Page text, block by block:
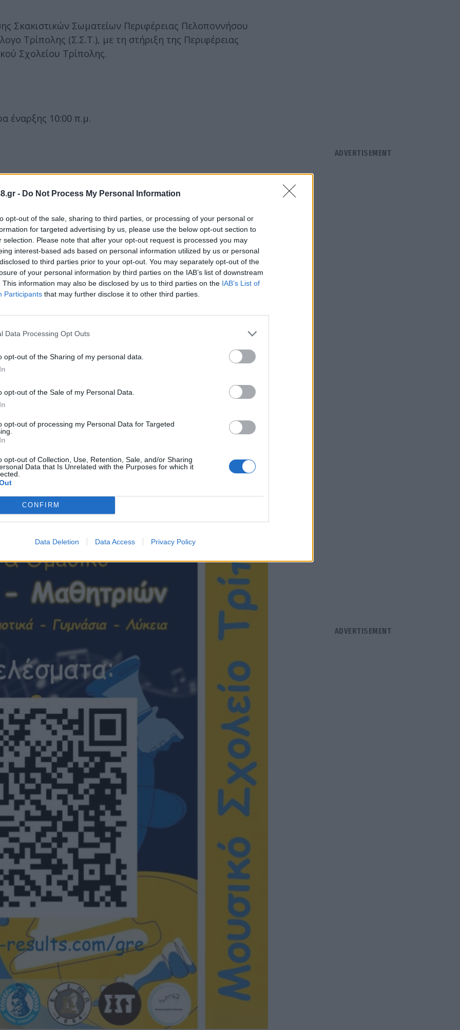
- Do Not Process My Personal Information
opt-out of the sale, sharing to third parties, or processing of your personal or
for targeted advertising by us, please use the below opt-out section to
selection. Please note that after your opt-out request is processed you may
interest-based ads based on personal information utilized by us or personal
to third parties prior to your opt-out. You may separately opt-out of the
of your personal information by third parties on the IAB’s list of downstream
This information may also be disclosed by us to third parties on the IAB’s List of
Participants that may further disclose it to other third parties.
Data Processing Opt Outs
opt-out of the Sharing of my personal data.
opt-out of the Sale of my Personal Data.
opt-out of processing my Personal Data for Targeted
opt-out of Collection, Use, Retention, Sale, and/or Sharing
Data that Is Unrelated with the Purposes for which it
CONFIRM
Data Deletion Data Access Privacy Policy
Σκακιστικών Σωματείων Περιφέρειας Πελοποννήσου
Τρίπολης (Σ.Σ.Τ.), με τη στήριξη της Περιφέρειας
Σχολείου Τρίπολης.
έναρξης 10:00 π.μ.
του σκακιού ως εργαλείου ανάπτυξης της στρατηγικής
των μαθητών, συνδράμει στη διοργάνωση του
των αγώνων.
οι ενδιαφερόμενοι μπορούν να επικοινωνήσουν με τους
ή τηλεφωνικά στα 6932256075
(Βάγια Βλαχάκη, Γραμματέας Σ.Σ.Τ.).